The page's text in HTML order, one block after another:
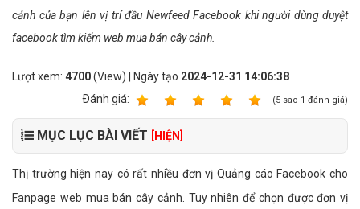
cảnh của bạn lên vị trí đầu Newfeed Facebook khi người dùng duyệt
facebook tìm kiếm web mua bán cây cảnh.
Lượt xem: 4700(View) | Ngày tạo 2024-12-31 14:06:38
Ðánh giá:
(5 sao 1 đánh giá)
MỤC LỤC BÀI VIẾT [HIỆN]
Thị trường hiện nay có rất nhiều đơn vị Quảng cáo Facebook cho
Fanpage web mua bán cây cảnh. Tuy nhiên để chọn được đơn vị